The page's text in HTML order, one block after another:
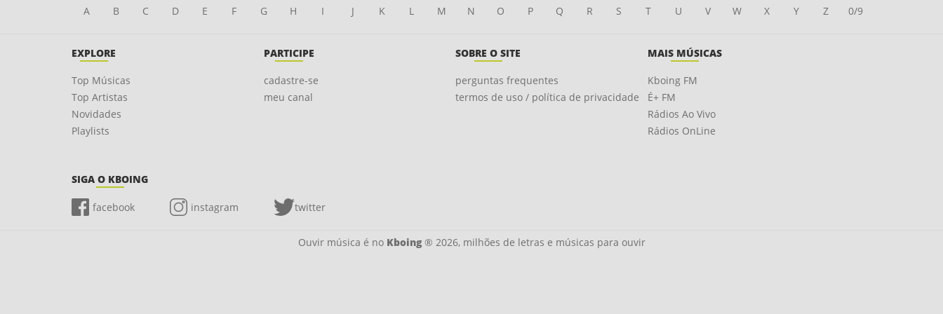
A B C D E F G H I J K L M N O P Q R S T U V W X Y Z 0/9
EXPLORE
Top Músicas
Top Artistas
Novidades
Playlists
PARTICIPE
cadastre-se
meu canal
SOBRE O SITE
perguntas frequentes
termos de uso / política de privacidade
MAIS MÚSICAS
Kboing FM
É+ FM
Rádios Ao Vivo
Rádios OnLine
SIGA O KBOING
facebook instagram twitter
Ouvir música é no Kboing® 2026, milhões de letras e músicas para ouvir